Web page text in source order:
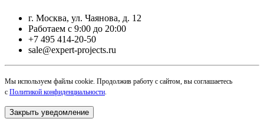
г. Москва, ул. Чаянова, д. 12
Работаем с 9:00 до 20:00
+7 495 414-20-50
sale@expert-projects.ru
Мы используем файлы cookie. Продолжив работу с сайтом, вы соглашаетесь
с Политикой конфиденциальности.
Закрыть уведомление